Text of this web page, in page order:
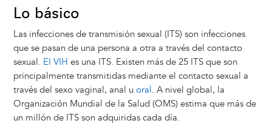
Lo básico
Las infecciones de transmisión sexual (ITS) son infecciones
que se pasan de una persona a otra a través del contacto
sexual. El VIH es una ITS. Existen más de 25 ITS que son
principalmente transmitidas mediante el contacto sexual a
través del sexo vaginal, anal u oral. A nivel global, la
Organización Mundial de la Salud (OMS) estima que más de
un millón de ITS son adquiridas cada día.